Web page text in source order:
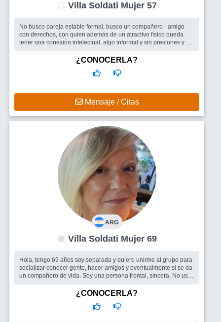
Villa Soldati Mujer 57
No busco pareja estable formal, busco un compañero - amigo
con derechos, con quien además de un atractivo físico pueda
tener una conexión intelectual, algo informal y sin presiones y si
¿CONOCERLA?
Mensaje / Citas
ARG
Villa Soldati Mujer 69
Hola, tengo 69 años soy separada y quiero unirme al grupo para
socializar conocer gente, hacer amigos y eventualmente si se da
un compañero de vida. Soy una persona frontal, sincera. No uso
Me Interesa amistad y si se da con el tiempo una pareja
¿CONOCERLA?